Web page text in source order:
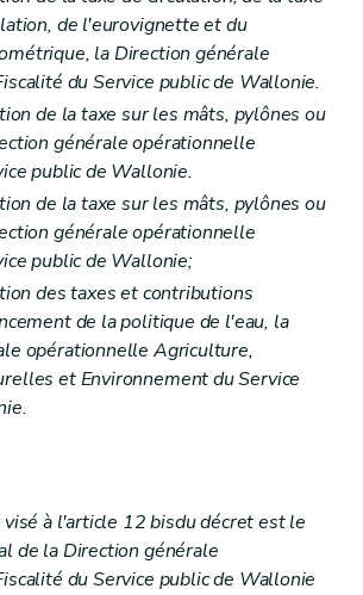
, de l'eurovignette et du
, la Direction générale
du Service public de Wallonie.
de la taxe sur les mâts, pylônes ou
générale opérationnelle
public de Wallonie.
de la taxe sur les mâts, pylônes ou
générale opérationnelle
public de Wallonie;
des taxes et contributions
de la politique de l'eau, la
opérationnelle Agriculture,
et Environnement du Service
visé à l'article 12bisdu décret est le
de la Direction générale
du Service public de Wallonie